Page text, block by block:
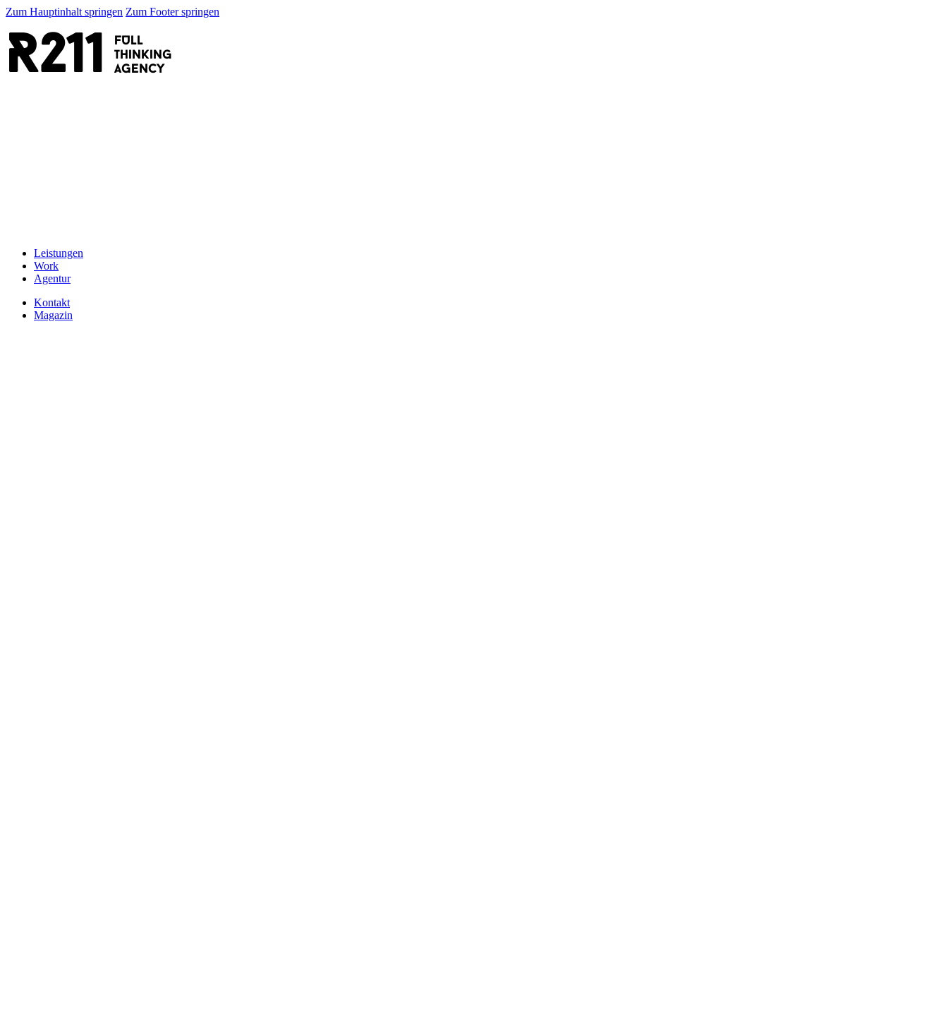
Zum Hauptinhalt springen Zum Footer springen
R211
FULL
thinking
AGENCY
Leistungen
Work
Agentur
Kontakt
Magazin